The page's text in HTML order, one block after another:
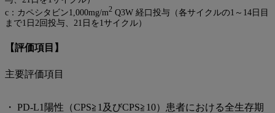
c：カペシタビン1,000mg/m2 Q3W 経口投与（各サイクルの1～14日目
まで1日2回投与、21日を1サイクル）
【評価項目】
主要評価項目
・ PD-L1陽性（CPS≧1及びCPS≧10）患者における全生存期